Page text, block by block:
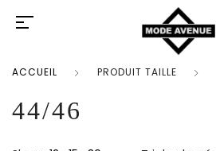
ACCUEIL PRODUIT TAILLE
44/46